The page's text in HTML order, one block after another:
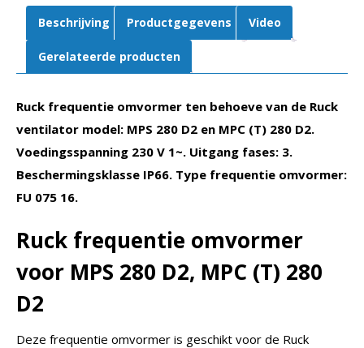
MPC
075
16)
aantal
Beschrijving Productgegevens Video
Gerelateerde producten
Ruck frequentie omvormer ten behoeve van de Ruck
ventilator model: MPS 280 D2 en MPC (T) 280 D2.
Voedingsspanning 230 V 1~. Uitgang fases: 3.
Beschermingsklasse IP66. Type frequentie omvormer:
FU 075 16.
Ruck frequentie omvormer
voor MPS 280 D2, MPC (T) 280
D2
Deze frequentie omvormer is geschikt voor de Ruck